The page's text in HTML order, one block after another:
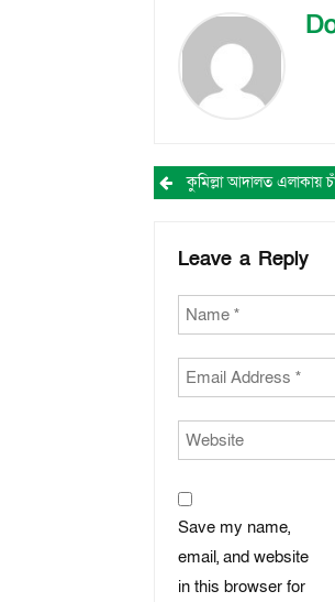
Post
Leave a Reply
Save my name,
email, and website
in this browser for